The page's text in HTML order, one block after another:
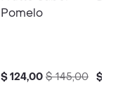
$ 124,00 $ 145,00 $